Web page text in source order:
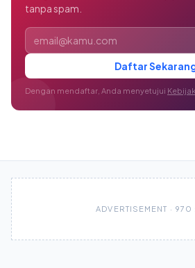
tanpa spam.
Alamat email
Daftar
Dengan mendaftar, Anda menyetujui
ADVERTISEMENT ·